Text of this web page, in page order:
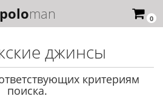
0
poloman
джинсы
критериям
поиска.